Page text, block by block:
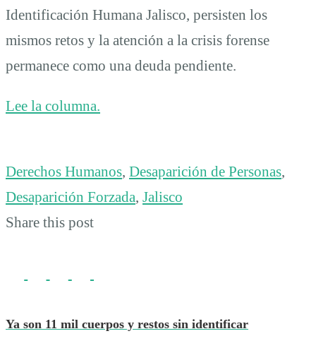
Identificación Humana Jalisco, persisten los
mismos retos y la atención a la crisis forense
permanece como una deuda pendiente.
Lee la columna.
Derechos Humanos, Desaparición de Personas,
Desaparición Forzada, Jalisco
Share this post
Ya son 11 mil cuerpos y restos sin identificar